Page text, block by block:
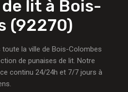
lit à Bois-
(92270)
la ville de Bois-Colombes
de punaises de lit. Notre
continu 24/24h et 7/7 jours à